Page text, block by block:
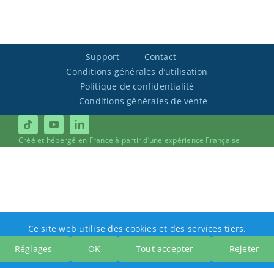
Support
Contact
Conditions générales d’utilisation
Politique de confidentialité
Conditions générales de vente
Créé et hébergé en France à partir d’une expérience Française
Ce site web utilise des cookies et des services tiers.
Réglages
OK Tout accepter Rejeter